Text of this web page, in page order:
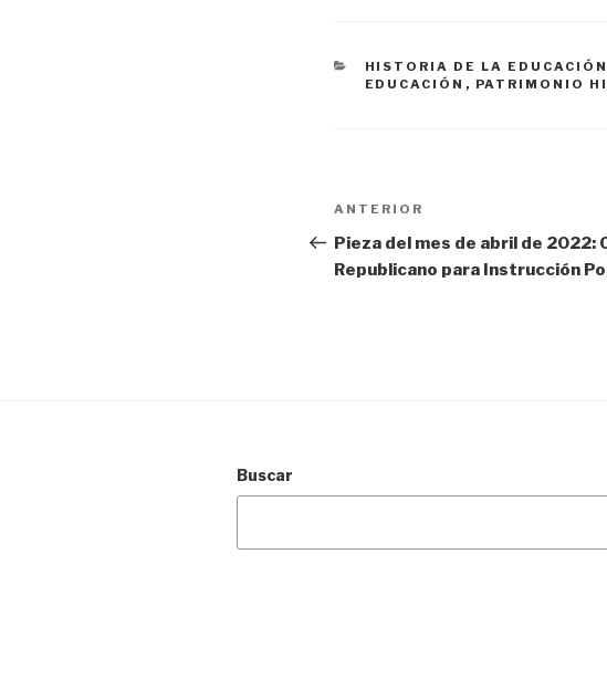
CATEGORÍAS
HISTORIA DE LA EDUCACIÓN
EDUCACIÓN , PATRIMONIO
Navegación
de
entradas
Entrada
anterior:
ANTERIOR
Pieza del mes de abril de 2022:
Republicano para Instrucción
Buscar